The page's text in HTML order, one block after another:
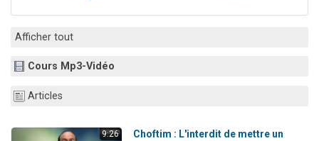
Afficher tout
Cours Mp3-Vidéo
Articles
9:26
Choftim : L'interdit de mettre un